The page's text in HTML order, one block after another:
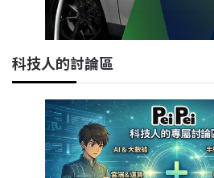
科技人的討論區